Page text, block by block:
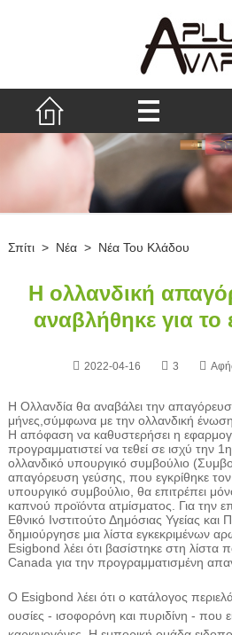
Σπίτι > Νέα > Νέα Του Κλάδου
Η ολλανδική
αναβλήθηκε για το
2022-04-16 3
Η Ολλανδία θα αναβάλει την
μήνες, σύμφωνα με την ολλανδική
Η απόφαση να καθυστερήσει η
προγραμματιστεί να τεθεί σε ισχύ την
ολλανδικό υπουργικό συμβούλιο
απαγόρευση γεύσης, που εγκρίθηκε
υπουργικό συμβούλιο, θα επιτρέπει
καπνού προϊόντα ατμίσματος. Για την
Εθνικό Ινστιτούτο Δημόσιας Υγείας και
δημιούργησε μια λίστα εγκεκριμένων
Esigbond λέει ότι βασίστηκε στη
Canada για την προγραμματισμένη
Ο Esigbond λέει ότι ο κατάλογος
ουσίες - ισοφορόνη και πυριδίνη - που